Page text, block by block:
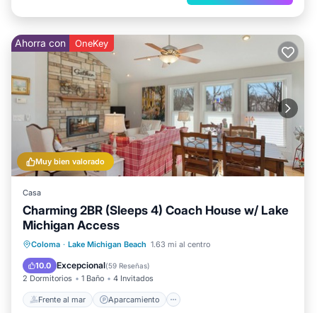
Muy bien valorado
Ahorra con OneKey
Casa
Charming 2BR (Sleeps 4) Coach House w/ Lake
Michigan Access
Coloma · Lake Michigan Beach 1.63 mi al centro
10.0 Excepcional(59 Reseñas)
2 Dormitorios 1 Baño 4 Invitados
Frente al mar Aparcamiento
Frente al mar
Aparcamiento
Vista al mar
Balcón/Terraza